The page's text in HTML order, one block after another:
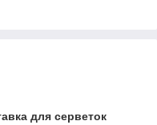
для серветок